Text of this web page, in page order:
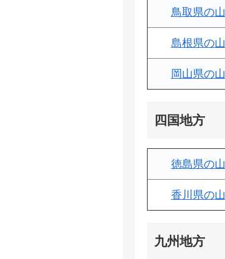
鳥取県の山
島根県の山
岡山県の山
四国地方
徳島県の山
香川県の山
九州地方